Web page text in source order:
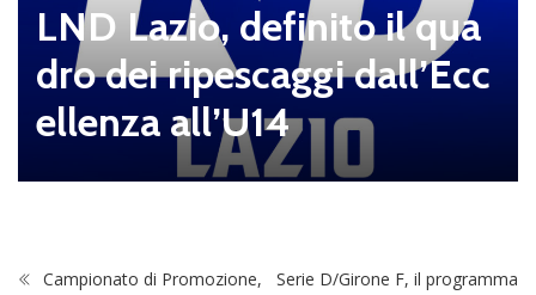
LND Lazio, definito il qua
dro dei ripescaggi dall’Ecc
ellenza all’U14
Campionato di Promozione,
Serie D/Girone F, il programma